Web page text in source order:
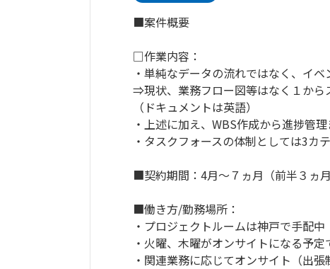
■案件概要
□作業内容：
・単純なデータの流れではなく、イ
⇒現状、業務フロー図等はなく１から
（ドキュメントは英語）
・上述に加え、WBS作成から進捗管
・タスクフォースの体制としては3カ
■契約期間：4月～７ヵ月（前半３ヵ
■働き方/勤務場所：
・プロジェクトルームは神戸で手配中
・火曜、木曜がオンサイトになる予
・関連業務に応じてオンサイト（出